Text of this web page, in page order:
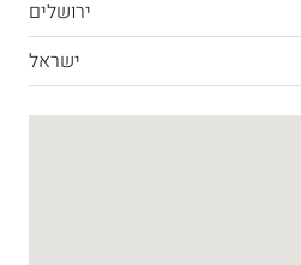
ירושלים
ישראל